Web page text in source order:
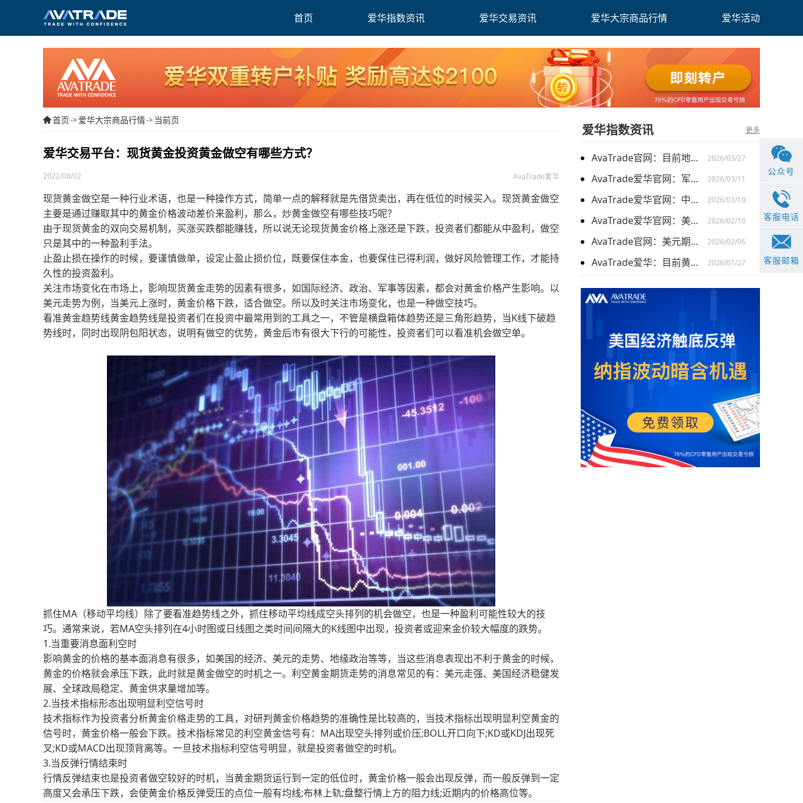
首页 爱华指数资讯 爱华交易资讯 爱华大宗商品行情 爱华活动
首页->爱华大宗商品行情-> 当前页
爱华交易平台：现货黄金投资黄金做空有哪些方式？
2022/08/02 AvaTrade爱华
现货黄金做空是一种行业术语，也是一种操作方式，简单一点的解释就是先借货卖出，再在低位的时候买入。现货黄金做空
主要是通过赚取其中的黄金价格波动差价来盈利，那么，炒黄金做空有哪些技巧呢？
由于现货黄金的双向交易机制，买涨买跌都能赚钱，所以说无论现货黄金价格上涨还是下跌，投资者们都能从中盈利，做空
只是其中的一种盈利手法。
止盈止损在操作的时候，要谨慎做单，设定止盈止损价位，既要保住本金，也要保住已得利润，做好风险管理工作，才能持
久性的投资盈利。
关注市场变化在市场上，影响现货黄金走势的因素有很多，如国际经济、政治、军事等因素，都会对黄金价格产生影响。以
美元走势为例，当美元上涨时，黄金价格下跌，适合做空。所以及时关注市场变化，也是一种做空技巧。
看准黄金趋势线黄金趋势线是投资者们在投资中最常用到的工具之一，不管是横盘箱体趋势还是三角形趋势，当K线下破趋
势线时，同时出现阴包阳状态，说明有做空的优势，黄金后市有很大下行的可能性，投资者们可以看准机会做空单。
抓住MA（移动平均线）除了要看准趋势线之外，抓住移动平均线成空头排列的机会做空，也是一种盈利可能性较大的技
巧。通常来说，若MA空头排列在4小时图或日线图之类时间间隔大的K线图中出现，投资者或迎来金价较大幅度的跌势。
1.当重要消息面利空时
影响黄金的价格的基本面消息有很多，如美国的经济、美元的走势、地缘政治等等，当这些消息表现出不利于黄金的时候，
黄金的价格就会承压下跌，此时就是黄金做空的时机之一。利空黄金期货走势的消息常见的有：美元走强、美国经济稳健发
展、全球政局稳定、黄金供求量增加等。
2.当技术指标形态出现明显利空信号时
技术指标作为投资者分析黄金价格走势的工具，对研判黄金价格趋势的准确性是比较高的，当技术指标出现明显利空黄金的
信号时，黄金价格一般会下跌。技术指标常见的利空黄金信号有：MA出现空头排列或价压;BOLL开口向下;KD或KDJ出现死
叉;KD或MACD出现顶背离等。一旦技术指标利空信号明显，就是投资者做空的时机。
3.当反弹行情结束时
行情反弹结束也是投资者做空较好的时机，当黄金期货运行到一定的低位时，黄金价格一般会出现反弹，而一般反弹到一定
高度又会承压下跌，会使黄金价格反弹受压的点位一般有均线;布林上轨;盘整行情上方的阻力线;近期内的价格高位等。
爱华指数资讯 更多
AvaTrade官网：目前地缘关系引发的供需的变化，带来的燃料油价格持续上涨 2026/03/27
AvaTrade爱华官网：军事行动的担忧下，黄金价格持续上涨 2026/03/11
AvaTrade爱华官网：中东局势以及避险需求下，黄金价格走势稳健 2026/03/10
AvaTrade爱华官网：美元走弱以及就业数据疲软，美股三大指数集体上涨 2026/02/10
AvaTrade官网：美元期货走强的情况下，现货黄金价格探底回升 2026/02/06
AvaTrade爱华：目前黄金价格涨势延续，关注全球市场变化 2026/01/27
公众号
客服电话
客服邮箱